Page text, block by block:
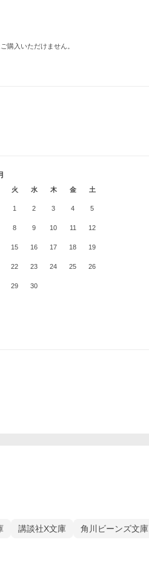
購入いただけません。
火 水 木 金 土
1 2 3 4 5
8 9 10 11 12
15 16 17 18 19
22 23 24 25 26
29 30
講談社X文庫 角川ビーンズ文庫